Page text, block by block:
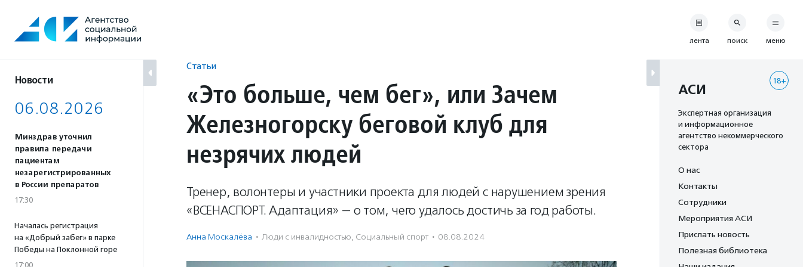
содержанию
Новости
06.08.2026
Минздрав уточнил
правила передачи
пациентам
незарегистрированных
в России препаратов
17:30
Началась регистрация
на «Добрый забег» в парке
Победы на Поклонной горе
17:00
Статьи
«Это больше, чем бег», или Зачем
Железногорску беговой клуб для
незрячих людей
Тренер, волонтеры и участники проекта для людей с нарушением зрения
«ВСЕНАСПОРТ. Адаптация» — о том, чего удалось достичь за год работы.
Анна Москалёва · Люди с инвалидностью, Социальный спорт · 08.08.2024
лента поиск меню
18+
АСИ
Экспертная организация
и информационное
агентство некоммерческого
сектора
О нас
Контакты
Сотрудники
Мероприятия АСИ
Прислать новость
Полезная библиотека